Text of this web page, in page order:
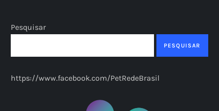
Pesquisar
PESQUISAR
https://www.facebook.com/PetRedeBrasil